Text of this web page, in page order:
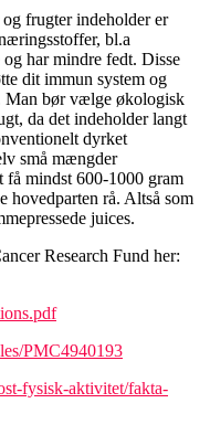
frugter indeholder er
bl.a
har mindre fedt. Disse
dit immun system og
bør vælge økologisk
da det indeholder langt
dyrket
små mængder
få mindst 600-1000 gram
hovedparten rå. Altså som
juices.
Research Fund her:
PMC4940193
fysisk-aktivitet/fakta-